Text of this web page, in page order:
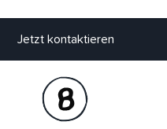
Jetzt kontaktieren